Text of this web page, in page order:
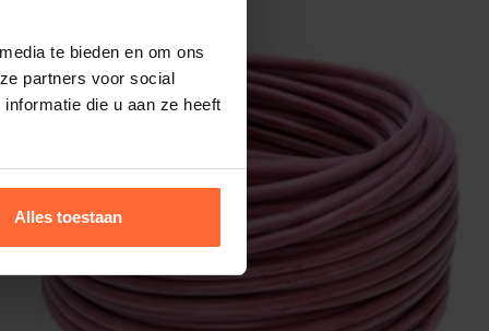
te bieden en om ons
partners voor social
die u aan ze heeft
Alles toestaan